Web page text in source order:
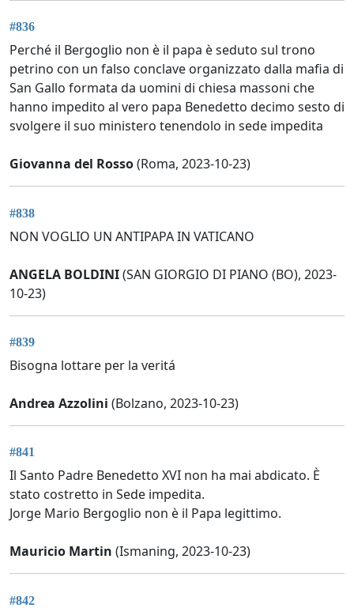
#836
Perché il Bergoglio non è il papa è seduto sul trono
petrino con un falso conclave organizzato dalla mafia di
San Gallo formata da uomini di chiesa massoni che
hanno impedito al vero papa Benedetto decimo sesto di
svolgere il suo ministero tenendolo in sede impedita
Giovanna del Rosso(Roma, 2023-10-23)
#838
NON VOGLIO UN ANTIPAPA IN VATICANO
ANGELA BOLDINI(SAN GIORGIO DI PIANO (BO), 2023-
10-23)
#839
Bisogna lottare per la veritá
Andrea Azzolini (Bolzano, 2023-10-23)
#841
Il Santo Padre Benedetto XVI non ha mai abdicato. È
stato costretto in Sede impedita.
Jorge Mario Bergoglio non è il Papa legittimo.
Mauricio Martin (Ismaning, 2023-10-23)
#842